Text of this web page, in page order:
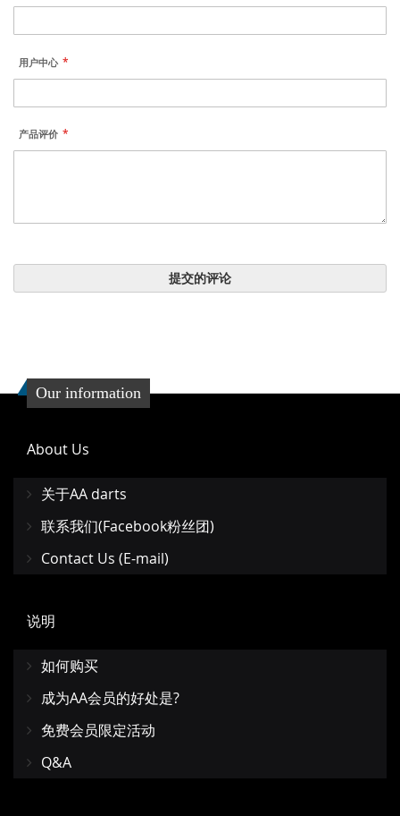
用户中心
产品评价
提交的评论
Our information
About Us
关于AA darts
联系我们(Facebook粉丝团)
Contact Us (E-mail)
说明
如何购买
成为AA会员的好处是?
免费会员限定活动
Q&A